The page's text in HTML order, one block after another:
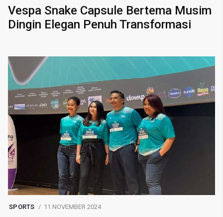
Vespa Snake Capsule Bertema Musim
Dingin Elegan Penuh Transformasi
SPORTS 11 NOVEMBER 2024